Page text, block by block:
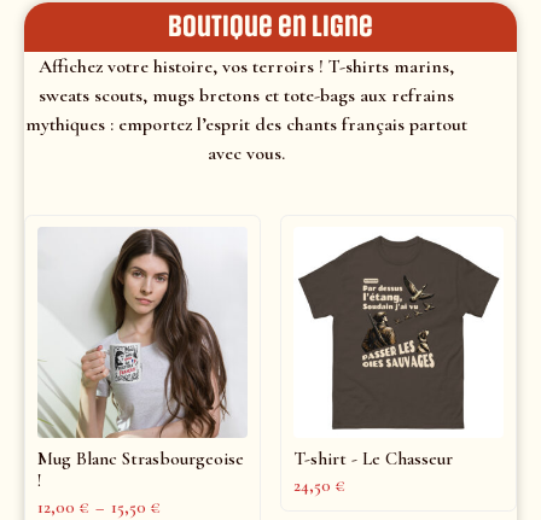
Boutique en ligne
Affichez votre histoire, vos terroirs ! T-shirts marins,
sweats scouts, mugs bretons et tote-bags aux refrains
mythiques : emportez l’esprit des chants français partout
avec vous.
Mug Blanc Strasbourgeoise
!
12,00 € – 15,50 €
T-shirt - Le Chasseur
24,50 €